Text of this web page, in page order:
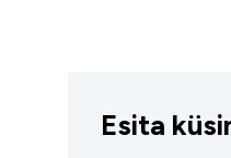
Esita